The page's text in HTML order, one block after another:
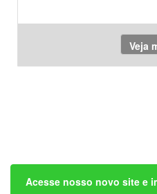
Veja
Acesse nosso novo site e